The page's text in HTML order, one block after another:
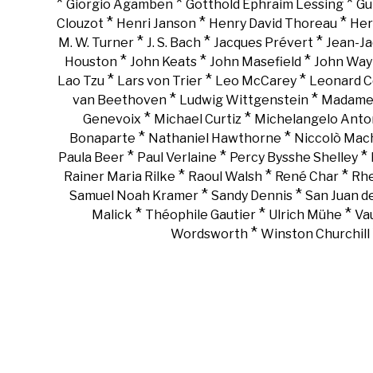
Giorgio Agamben Gotthold Ephraim Lessing
Clouzot * Henri Janson* Henry David Thoreau*
M. W. Turner * J. S. Bach * Jacques Prévert * Jean-
Houston* John Keats* John Masefield* John
Lao Tzu* Lars von Trier* Leo McCarey* Leonard
van Beethoven* Ludwig Wittgenstein*
Genevoix * Michael Curtiz* Michelangelo
Bonaparte * Nathaniel Hawthorne * Niccolò
Paula Beer* Paul Verlaine * Percy Bysshe Shelley*
Rainer Maria Rilke * Raoul Walsh* René Char*
Samuel Noah Kramer* Sandy Dennis* San Juan
Malick * Théophile Gautier * Ulrich Mühe *
Wordsworth * Winston Churchill